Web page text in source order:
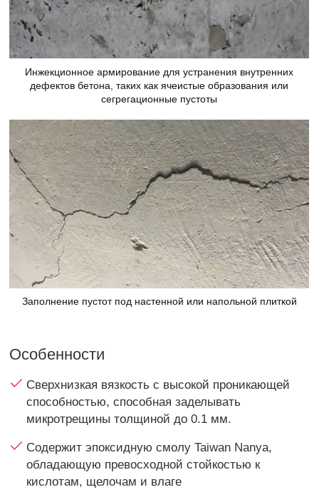
Инжекционное армирование для устранения внутренних
дефектов бетона, таких как ячеистые образования или
сегрегационные пустоты
Заполнение пустот под настенной или напольной плиткой
Особенности
Сверхнизкая вязкость с высокой проникающей
способностью, способная заделывать
микротрещины толщиной до 0.1 мм.
Содержит эпоксидную смолу Taiwan Nanya,
обладающую превосходной стойкостью к
кислотам, щелочам и влаге